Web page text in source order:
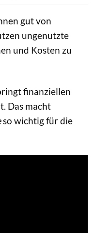
gut von
ungenutzte
und Kosten zu
finanziellen
Das macht
so wichtig für die